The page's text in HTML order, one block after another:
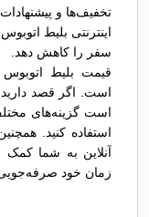
تخفیف‌ها و
اینترنتی بلیط
سفر را کاهش دهد.
قیمت بلیط
است. اگر قصد
است گزینه‌های
استفاده کنید.
آنلاین به شما کمک
زمان خود صرفه‌جویی